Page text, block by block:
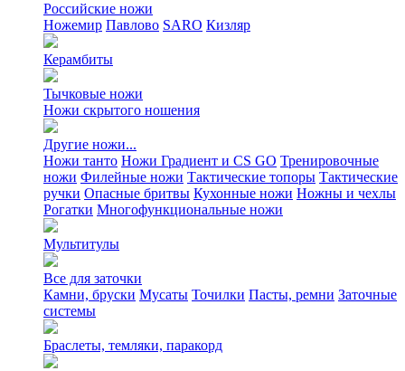
Российские ножи
Ножемир Павлово SARO Кизляр
Керамбиты
Тычковые ножи
Ножи скрытого ношения
Другие ножи...
Ножи танто Ножи Градиент и CS GO Тренировочные
ножи Филейные ножи Тактические топоры Тактические
ручки Опасные бритвы Кухонные ножи Ножны и чехлы
Рогатки Многофункциональные ножи
Мультитулы
Все для заточки
Камни, бруски Мусаты Точилки Пасты, ремни Заточные
системы
Браслеты, темляки, паракорд